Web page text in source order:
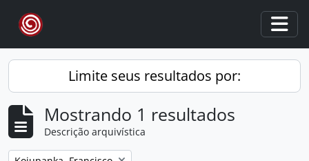
Skip to main content
Limite seus resultados por:
Mostrando 1 resultados
Descrição arquivística